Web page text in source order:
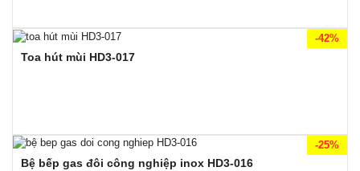
-42%
Toa hút mùi HD3-017
-25%
Bệ bếp gas đôi công nghiệp inox HD3-016